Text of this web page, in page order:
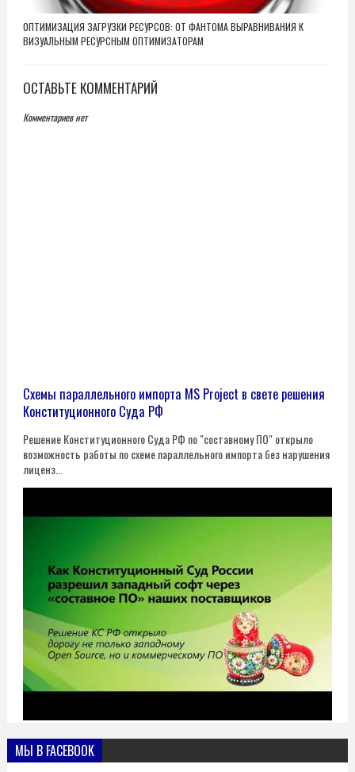
ОПТИМИЗАЦИЯ ЗАГРУЗКИ РЕСУРСОВ: ОТ ФАНТОМА ВЫРАВНИВАНИЯ К
ВИЗУАЛЬНЫМ РЕСУРСНЫМ ОПТИМИЗАТОРАМ
ОСТАВЬТЕ КОММЕНТАРИЙ
Комментариев нет
Схемы параллельного импорта MS Project в свете решения
Конституционного Суда РФ
Решение Конституционного Суда РФ по "составному ПО" открыло
возможность работы по схеме параллельного импорта без нарушения
лиценз...
МЫ В FACEBOOK